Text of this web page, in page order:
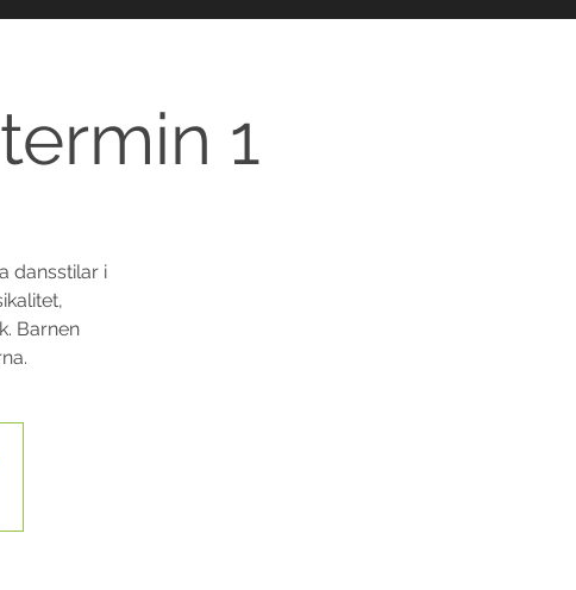
1
dansstilar i
Barnen